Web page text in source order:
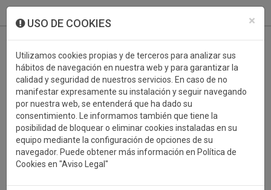
×
USO DE COOKIES
Utilizamos cookies propias y de terceros para analizar sus
hábitos de navegación en nuestra web y para garantizar la
calidad y seguridad de nuestros servicios. En caso de no
manifestar expresamente su instalación y seguir navegando
por nuestra web, se entenderá que ha dado su
consentimiento. Le informamos también que tiene la
posibilidad de bloquear o eliminar cookies instaladas en su
equipo mediante la configuración de opciones de su
navegador. Puede obtener más información en Política de
Cookies en "Aviso Legal"
PERSONALIZABLES AGILITY
En la sección de trofeos Agility encontrarás una gran